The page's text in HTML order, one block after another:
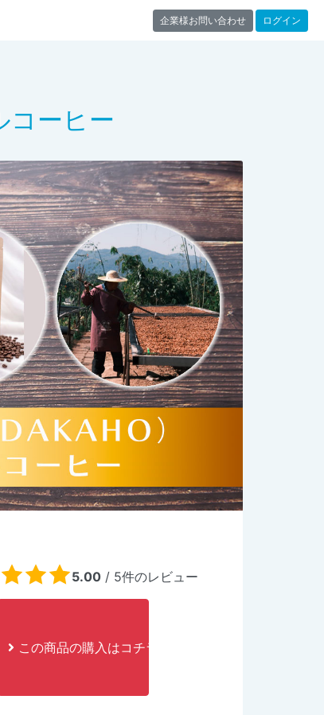
企業様お問い合わせ ログイン
コーヒー
5.00 / 5件のレビュー
この商品の購入はコチラ